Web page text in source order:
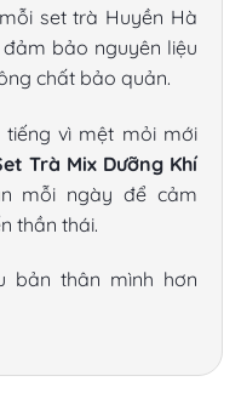
set trà Huyền Hà
bảo nguyên liệu
chất bảo quản.
vì mệt mỏi mới
Trà Mix Dưỡng Khí
mỗi ngày để cảm
thần thái.
bản thân mình hơn